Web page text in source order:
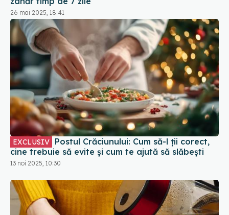
EXCLUSIV Postul Crăciunului: Cum să-l ții corect,
cine trebuie să evite și cum te ajută să slăbești
13 noi 2025, 10:30